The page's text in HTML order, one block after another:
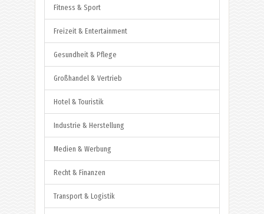
Fitness & Sport
Freizeit & Entertainment
Gesundheit & Pflege
Großhandel & Vertrieb
Hotel & Touristik
Industrie & Herstellung
Medien & Werbung
Recht & Finanzen
Transport & Logistik